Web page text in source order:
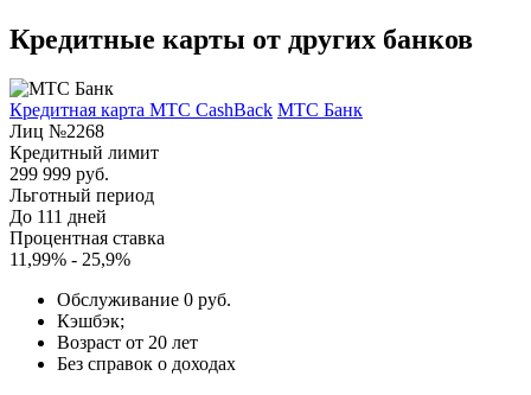
Кредитные карты от других банков
Кредитная карта МТС CashBack МТС Банк
Лиц №2268
Кредитный лимит
299 999 руб.
Льготный период
До 111 дней
Процентная ставка
11,99% - 25,9%
Обслуживание 0 руб.
Кэшбэк;
Возраст от 20 лет
Без справок о доходах